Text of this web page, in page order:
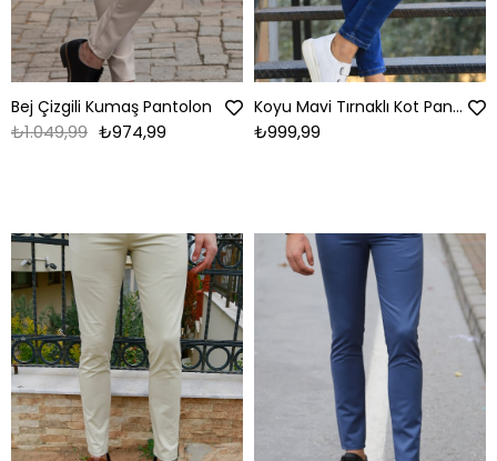
Bej Çizgili Kumaş Pantolon
₺974,99
₺1.049,99
Koyu Mavi Tırnaklı Kot Pantolon
₺999,99